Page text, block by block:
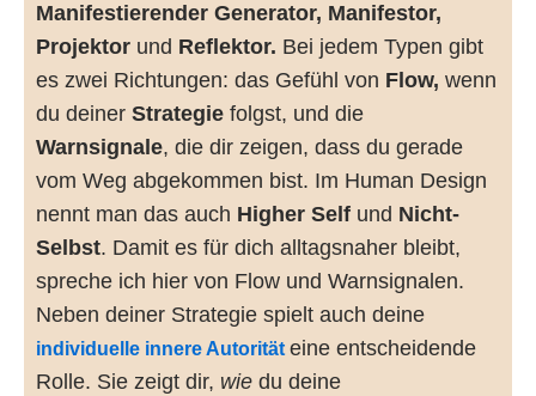
Manifestierender Generator, Manifestor,
Projektor und Reflektor. Bei jedem Typen gibt
es zwei Richtungen: das Gefühl von Flow, wenn
du deiner Strategie folgst, und die
Warnsignale, die dir zeigen, dass du gerade
vom Weg abgekommen bist. Im Human Design
nennt man das auch Higher Self und Nicht-
Selbst. Damit es für dich alltagsnaher bleibt,
spreche ich hier von Flow und Warnsignalen.
Neben deiner Strategie spielt auch deine
individuelle innere Autorität eine entscheidende
Rolle. Sie zeigt dir, wie du deine